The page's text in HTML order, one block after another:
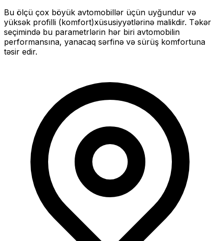
Bu ölçü çox böyük avtomobillər üçün uyğundur və
yüksək profilli (komfort)xüsusiyyətlərinə malikdir. Təkər
seçimində bu parametrlərin hər biri avtomobilin
performansına, yanacaq sərfinə və sürüş komfortuna
təsir edir.